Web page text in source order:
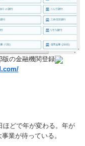
の金融機関登録
ほどで年が変わる。年が
業が待っている。